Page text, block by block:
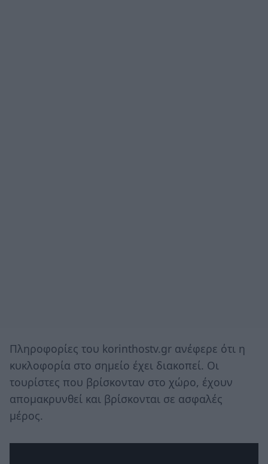
Πληροφορίες του korinthostv.gr ανέφερε ότι η
κυκλοφορία στο σημείο έχει διακοπεί. Οι
τουρίστες που βρίσκονταν στο χώρο, έχουν
απομακρυνθεί και βρίσκονται σε ασφαλές
μέρος.